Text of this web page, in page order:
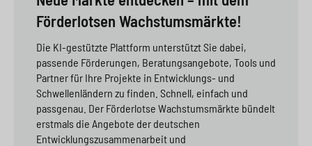
Förderlotsen Wachstumsmärkte!
Die KI-gestützte Plattform unterstützt Sie dabei,
passende Förderungen, Beratungsangebote, Tools und
Partner für Ihre Projekte in Entwicklungs- und
Schwellenländern zu finden. Schnell, einfach und
passgenau. Der Förderlotse Wachstumsmärkte bündelt
erstmals die Angebote der deutschen
Entwicklungszusammenarbeit und